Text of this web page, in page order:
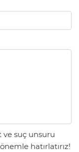
suç unsuru
hatırlatırız!